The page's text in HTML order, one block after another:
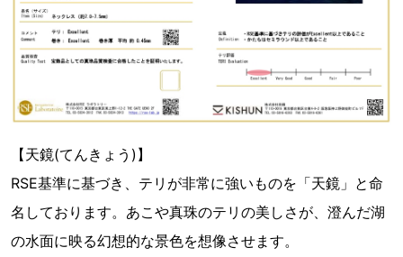
【天鏡(てんきょう)】
RSE基準に基づき、テリが非常に強いものを「天鏡」と命
名しております。あこや真珠のテリの美しさが、澄んだ湖
の水面に映る幻想的な景色を想像させます。